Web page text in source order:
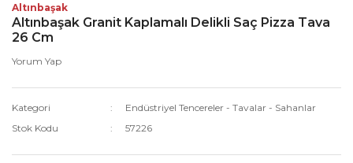
Altınbaşak
Altınbaşak Granit Kaplamalı Delikli Saç Pizza Tava
26 Cm
Yorum Yap
Kategori
Endüstriyel Tencereler - Tavalar - Sahanlar
Stok Kodu
57226